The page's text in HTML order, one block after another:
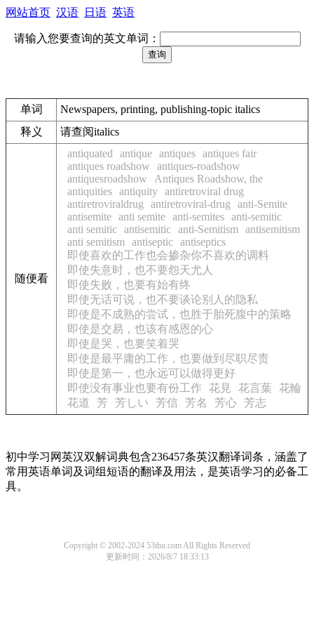
网站首页 汉语 日语 英语
请输入您要查询的英文单词：
单词
Newspapers, printing, publishing-topic italics
释义
请查阅italics
随便看
antiquated antique antiques antiques fair
antiques roadshow
antiques-roadshow
antiquesroadshow
Antiques Roadshow, the
antiquities antiquity antiretroviral drug
antiretroviraldrug
antiretroviral-drug
anti-Semite
antisemite anti semite anti-semites anti-semitic
anti semitic antisemitic anti-Semitism
antisemitism
anti semitism
antiseptic antiseptics
即使喜欢的工作也会掺杂你不喜欢的调料
即使失意时，也不要怨天尤人
即使失败，也要有始有终
即使无话可说，也不要谈论别人的隐私
即使是不成熟的尝试，也胜于胎死腹中的策略
即使是交易，也该有感恩的心
即使是哭，也要笑着哭
即使是最平庸的工作，也要做到尽职尽责
即使是第一，也永远可以做得更好
即使没有事业也要有份工作
花見 花言葉
花輪
花道
芳 芳しい 芳信 芳名 芳心 芳志
初中学习网英汉双解词典包含236457条英汉翻译词条，涵盖了
常用英语单词及词组短语的翻译及用法，是英语学习的必备工
具。
Copyright © 2002-2024 53thu.com All Rights Reserved
更新时间：2026/8/7 18:33:13